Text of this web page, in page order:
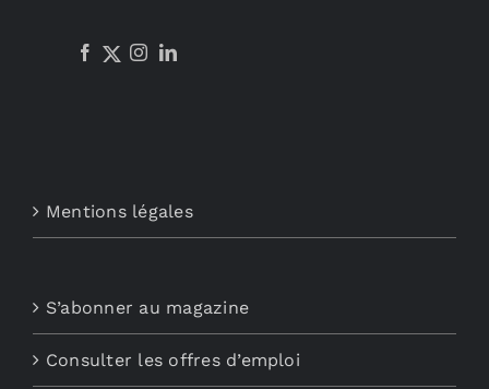
Mentions légales
S’abonner au magazine
Consulter les offres d’emploi